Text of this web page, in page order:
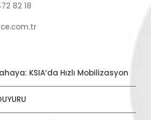
82 18
KSIA’da Hızlı Mobilizasyon